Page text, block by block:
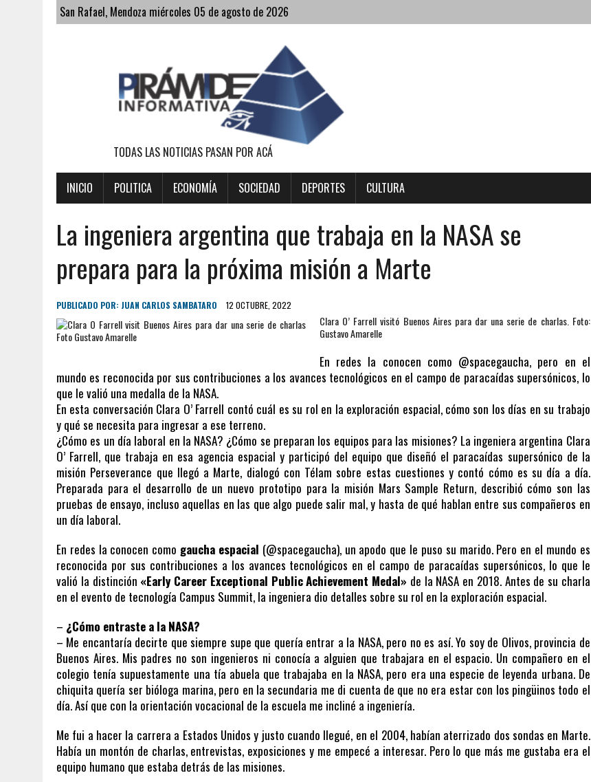
San Rafael, Mendoza miércoles 05 de agosto de 2026
TODAS LAS NOTICIAS PASAN POR ACÁ
INICIO POLITICA ECONOMÍA SOCIEDAD DEPORTES CULTURA
La ingeniera argentina que trabaja en la NASA se
prepara para la próxima misión a Marte
PUBLICADO POR: JUAN CARLOS SAMBATARO 12 OCTUBRE, 2022
Clara O’ Farrell visitó Buenos Aires para dar una serie de charlas. Foto:
Gustavo Amarelle
En redes la conocen como @spacegaucha, pero en el
mundo es reconocida por sus contribuciones a los avances tecnológicos en el campo de paracaídas supersónicos, lo
que le valió una medalla de la NASA.
En esta conversación Clara O’ Farrell contó cuál es su rol en la exploración espacial, cómo son los días en su trabajo
y qué se necesita para ingresar a ese terreno.
¿Cómo es un día laboral en la NASA? ¿Cómo se preparan los equipos para las misiones? La ingeniera argentina Clara
O’ Farrell, que trabaja en esa agencia espacial y participó del equipo que diseñó el paracaídas supersónico de la
misión Perseverance que llegó a Marte, dialogó con Télam sobre estas cuestiones y contó cómo es su día a día.
Preparada para el desarrollo de un nuevo prototipo para la misión Mars Sample Return, describió cómo son las
pruebas de ensayo, incluso aquellas en las que algo puede salir mal, y hasta de qué hablan entre sus compañeros en
un día laboral.
En redes la conocen como gaucha espacial (@spacegaucha), un apodo que le puso su marido. Pero en el mundo es
reconocida por sus contribuciones a los avances tecnológicos en el campo de paracaídas supersónicos, lo que le
valió la distinción «Early Career Exceptional Public Achievement Medal» de la NASA en 2018. Antes de su charla
en el evento de tecnología Campus Summit, la ingeniera dio detalles sobre su rol en la exploración espacial.
– ¿Cómo entraste a la NASA?
– Me encantaría decirte que siempre supe que quería entrar a la NASA, pero no es así. Yo soy de Olivos, provincia de
Buenos Aires. Mis padres no son ingenieros ni conocía a alguien que trabajara en el espacio. Un compañero en el
colegio tenía supuestamente una tía abuela que trabajaba en la NASA, pero era una especie de leyenda urbana. De
chiquita quería ser bióloga marina, pero en la secundaria me di cuenta de que no era estar con los pingüinos todo el
día. Así que con la orientación vocacional de la escuela me incliné a ingeniería.
Me fui a hacer la carrera a Estados Unidos y justo cuando llegué, en el 2004, habían aterrizado dos sondas en Marte.
Había un montón de charlas, entrevistas, exposiciones y me empecé a interesar. Pero lo que más me gustaba era el
equipo humano que estaba detrás de las misiones.